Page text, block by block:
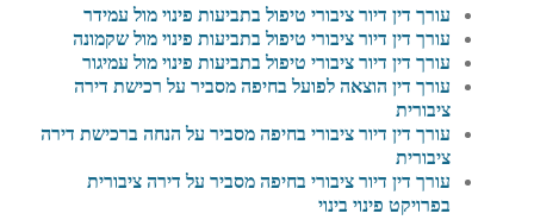
עורך דין דיור ציבורי טיפול בתביעות פינוי מול עמידר
עורך דין דיור ציבורי טיפול בתביעות פינוי מול שקמונה
עורך דין דיור ציבורי טיפול בתביעות פינוי מול עמיגור
עורך דין הוצאה לפועל בחיפה מסביר על רכישת דירה
ציבורית
עורך דין דיור ציבורי בחיפה מסביר על הנחה ברכישת דירה
ציבורית
עורך דין דיור ציבורי בחיפה מסביר על דירה ציבורית
בפרויקט פינוי בינוי